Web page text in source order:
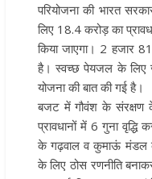
परियोजना की भारत
लिए 18.4 करोड़ का
किया जाएगा। 2 हजार
है। स्वच्छ पेयजल के लिए
योजना की बात की गई है।
बजट में गौवंश के संरक्षण
प्रावधानों में 6 गुना
के गढ़वाल व कुमाऊं मंडल के
के लिए ठोस रणनीति